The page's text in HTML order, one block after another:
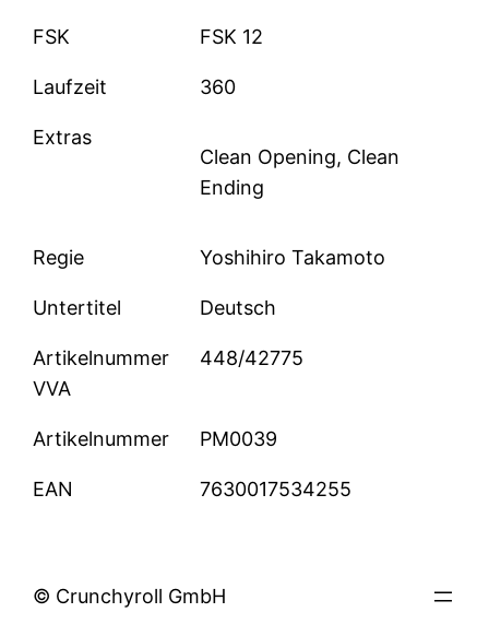
FSK FSK 12
Laufzeit 360
Extras
Clean Opening, Clean
Ending
Regie Yoshihiro Takamoto
Untertitel Deutsch
Artikelnummer
VVA
448/42775
Artikelnummer PM0039
EAN 7630017534255
© Crunchyroll GmbH